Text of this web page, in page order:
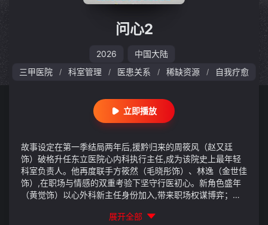
问心2
2026
中国大陆
三甲医院
/ 科室管理 / 医患关系 / 稀缺资源 / 自我疗愈
立即播放
故事设定在第一季结局两年后,援黔归来的周筱风（赵又廷
饰）破格升任东立医院心内科执行主任,成为该院史上最年轻
科室负责人。他再度联手方筱然（毛晓彤饰）、林逸（金世佳
饰）,在职场与情感的双重考验下坚守行医初心。新角色盛年
（黄觉饰）以心外科新主任身份加入,带来职场权谋博弈；医
地带的现实视角。剧集聚焦 40 余例三甲医院真实临床案例,
展开全部